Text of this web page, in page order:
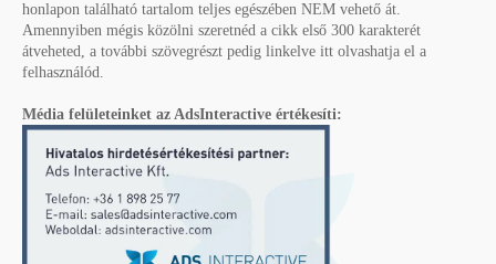
honlapon található tartalom teljes egészében NEM vehető át.
Amennyiben mégis közölni szeretnéd a cikk első 300 karakterét
átveheted, a további szövegrészt pedig linkelve itt olvashatja el a
felhasználód.
Média felületeinket az AdsInteractive értékesíti: